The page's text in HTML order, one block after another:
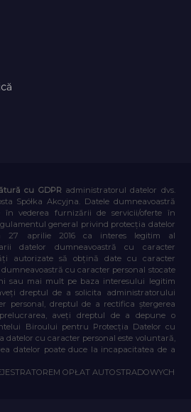
cu GDPR administratorul datelor dvs.
Spółka Akcyjna. Datele dumneavoastră
în vederea furnizării de servicii/oferte în
general privind protecția datelor
27 aprilie 2016 ca interes legitim al
datelor dumneavoastră cu caracter
autorizate să obțină date cu caracter
cu caracter personal stocate
sau mai mult pe baza interesului legitim
dreptul de a solicita administratorului
personal, dreptul de a rectifica ștergerea
aveți dreptul de a depune o
Biroului pentru Protecția Datelor cu
datelor cu caracter personal este voluntară,
datelor poate duce la incapacitatea de a
OPŁAT AUTOSTRADOWYCH